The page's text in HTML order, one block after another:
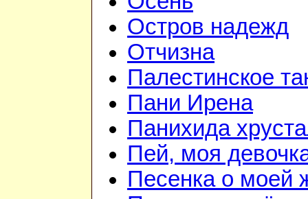
Остров надежд
Отчизна
Палестинское
Пани Ирена
Панихида
Пей, моя
Песенка о моей